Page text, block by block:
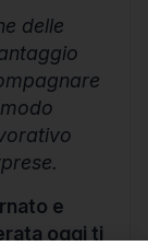
delle
e
oggi ti